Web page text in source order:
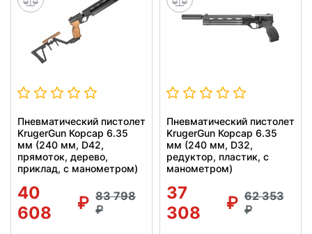
Пневматический пистолет
KrugerGun Корсар 6.35
мм (240 мм, D42,
прямоток, дерево,
приклад, с манометром)
40
608
83 798
Пневматический пистолет
KrugerGun Корсар 6.35
мм (240 мм, D32,
редуктор, пластик, с
манометром)
37
308
62 353